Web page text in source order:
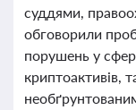
суддями,
обговорили
порушень у
криптоактивів,